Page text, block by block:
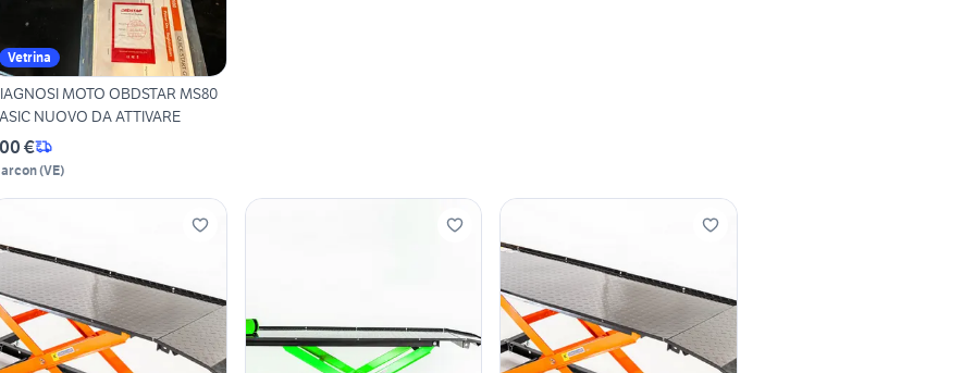
Vetrina
MOTO OBDSTAR MS80
NUOVO DA ATTIVARE
€
(VE)